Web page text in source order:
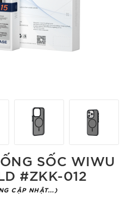
SỐC WIWU
#ZKK-012
CẬP NHẬT...)